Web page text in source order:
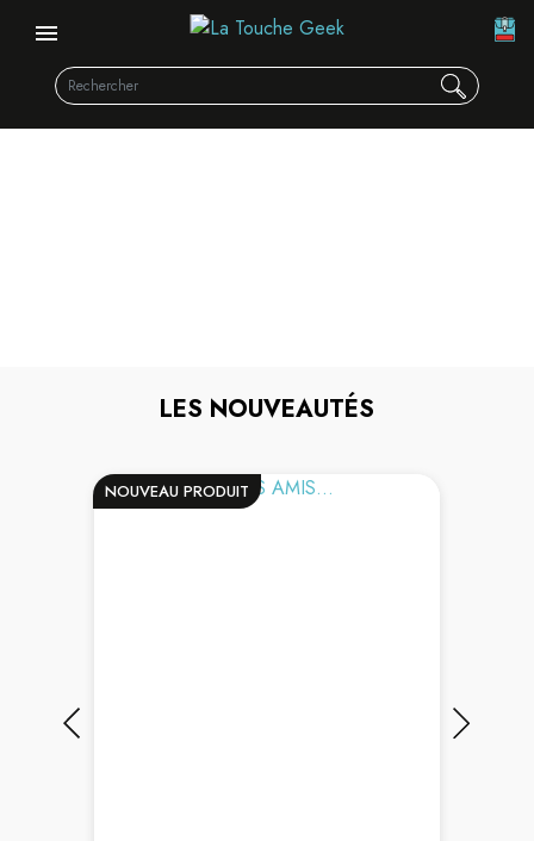
LES NOUVEAUTÉS
NOUVEAU PRODUIT